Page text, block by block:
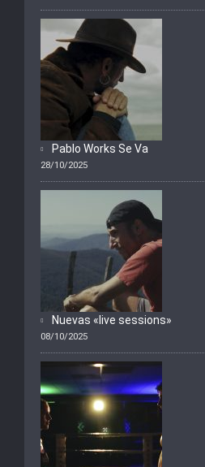
Pablo Works Se Va
28/10/2025
Nuevas «live sessions»
08/10/2025